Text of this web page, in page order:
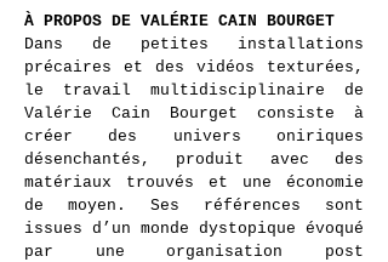
À PROPOS DE VALÉRIE CAIN BOURGET
Dans de petites installations
précaires et des vidéos texturées,
le travail multidisciplinaire de
Valérie Cain Bourget consiste à
créer des univers oniriques
désenchantés, produit avec des
matériaux trouvés et une économie
de moyen. Ses références sont
issues d’un monde dystopique évoqué
par une organisation post